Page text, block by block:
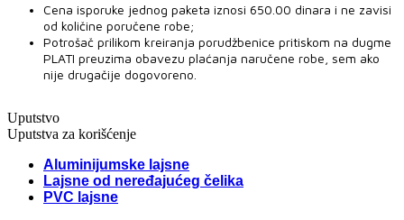
Cena isporuke jednog paketa iznosi 650.00 dinara i ne zavisi
od količine poručene robe;
Potrošač prilikom kreiranja porudžbenice pritiskom na dugme
PLATI preuzima obavezu plaćanja naručene robe, sem ako
nije drugačije dogovoreno.
Uputstvo
Uputstva za korišćenje
Aluminijumske lajsne
Lajsne od neređajućeg čelika
PVC lajsne